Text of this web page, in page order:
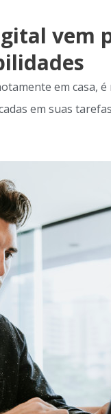
vem
em casa,
em suas